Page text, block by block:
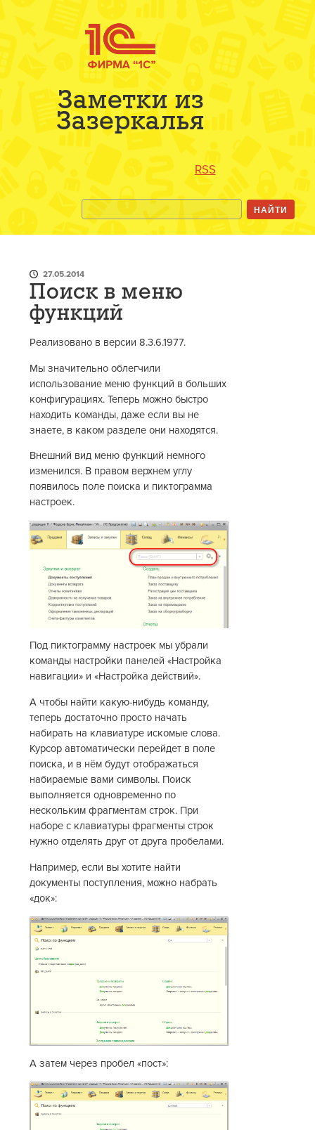
Заметки из
Зазеркалья
RSS
27.05.2014
Поиск в меню
функций
Реализовано в версии 8.3.6.1977.
Мы значительно облегчили
использование меню функций в больших
конфигурациях. Теперь можно быстро
находить команды, даже если вы не
знаете, в каком разделе они находятся.
Внешний вид меню функций немного
изменился. В правом верхнем углу
появилось поле поиска и пиктограмма
настроек.
Под пиктограмму настроек мы убрали
команды настройки панелей «Настройка
навигации» и «Настройка действий».
А чтобы найти какую-нибудь команду,
теперь достаточно просто начать
набирать на клавиатуре искомые слова.
Курсор автоматически перейдет в поле
поиска, и в нём будут отображаться
набираемые вами символы. Поиск
выполняется одновременно по
нескольким фрагментам строк. При
наборе с клавиатуры фрагменты строк
нужно отделять друг от друга пробелами.
Например, если вы хотите найти
документы поступления, можно набрать
«док»:
А затем через пробел «пост»: